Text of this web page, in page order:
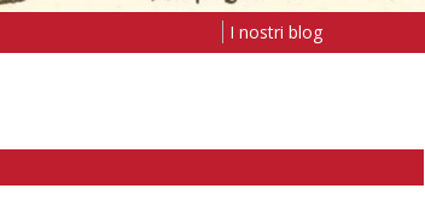
I nostri blog